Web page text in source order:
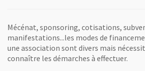
Mécénat, sponsoring, cotisations,
manifestations...les modes de
une association sont divers mais
connaître les démarches à effectuer.